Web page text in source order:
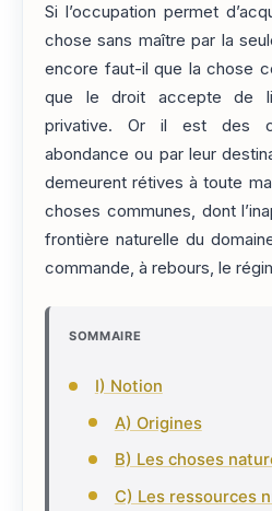
Si l’occupation permet
chose sans maître par la
encore faut-il que la chose
que le droit accepte de
privative. Or il est des
abondance ou par leur
demeurent rétives à toute
choses communes, dont
frontière naturelle du
commande, à rebours, le
SOMMAIRE
I) Notion
A) Origines
B) Les choses
C) Les ressources